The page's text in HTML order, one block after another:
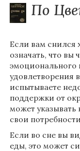
По
Если вам снился
означать, что вы
эмоционального
удовлетворения
испытываете
поддержки от
может указывать
свои
Если во сне вы
еды, это может